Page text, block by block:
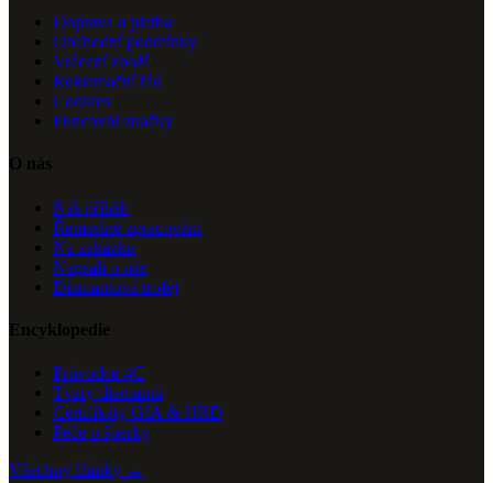
Doprava a platba
Obchodní podmínky
Vrácení zboží
Reklamační řád
Cookies
Puncovní značky
O nás
Náš příběh
Řemeslné zpracování
Na zakázku
Napsali o nás
Diamantová trofej
Encyklopedie
Průvodce 4C
Tvary diamantů
Certifikáty GIA & HRD
Péče o šperky
Všechny články →